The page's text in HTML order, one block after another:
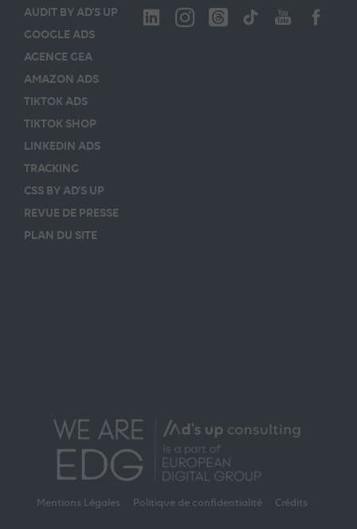
AUDIT BY AD’S UP
GOOGLE ADS
AGENCE GEA
AMAZON ADS
TIKTOK ADS
TIKTOK SHOP
LINKEDIN ADS
TRACKING
CSS BY AD’S UP
REVUE DE PRESSE
PLAN DU SITE
Mentions Légales Politique de confidentialité Crédits